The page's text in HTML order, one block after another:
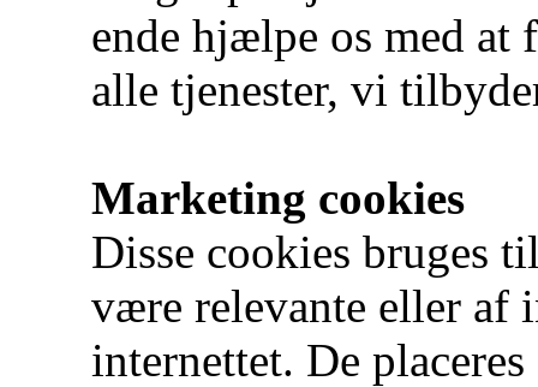
ende hjælpe os med at
alle tjenester, vi
Marketing cookies
Disse cookies bruges
være relevante eller af
internettet. De